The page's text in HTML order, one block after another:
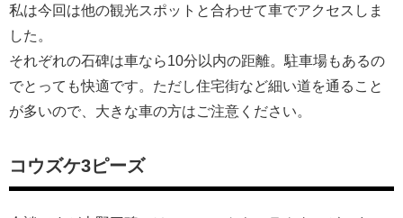
私は今回は他の観光スポットと合わせて車でアクセスしま
した。
それぞれの石碑は車なら10分以内の距離。駐車場もあるの
でとっても快適です。ただし住宅街など細い道を通ること
が多いので、大きな車の方はご注意ください。
コウズケ3ピーズ